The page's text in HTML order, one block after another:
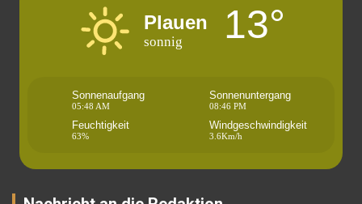
Plauen
sonnig 13°
Sonnenaufgang
05:48 AM
Sonnenuntergang
08:46 PM
Feuchtigkeit
63%
Windgeschwindigkeit
3.6Km/h